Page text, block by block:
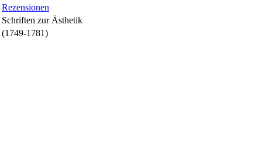
Rezensionen
Schriften zur Ästhetik
(1749-1781)